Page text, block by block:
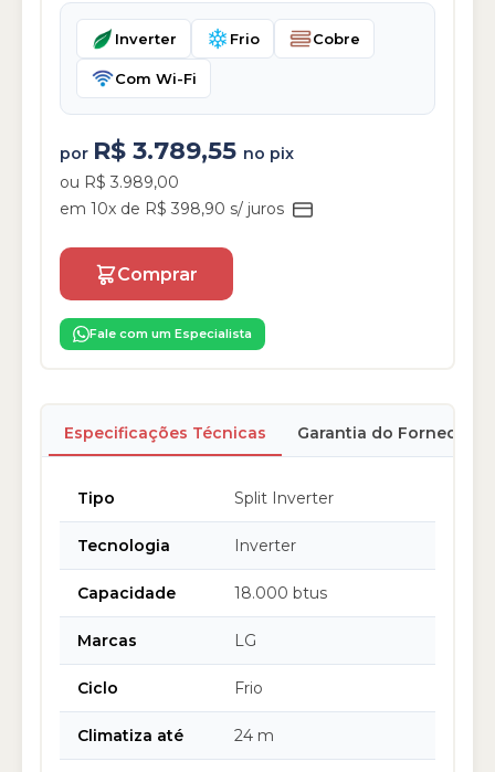
Inverter Frio Cobre
Com Wi-Fi
por R$ 3.789,55 no pix
ou R$ 3.989,00
em 10x de R$ 398,90 s/ juros
Comprar
Fale com um Especialista
Especificações Técnicas Garantia do Fornecedor
Tipo Split Inverter
Tecnologia Inverter
Capacidade 18.000 btus
Marcas LG
Ciclo Frio
Climatiza até 24 m